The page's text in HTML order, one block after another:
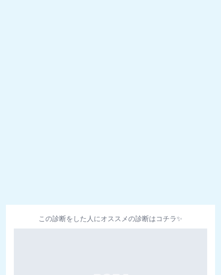
この診断をした人にオススメの診断はコチラ✨